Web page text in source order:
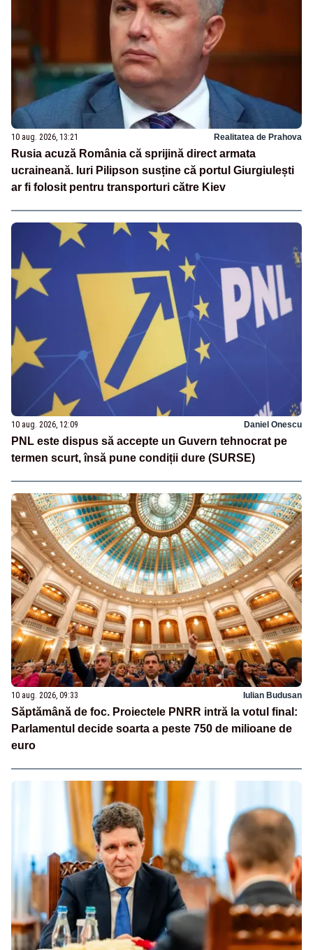
10 aug. 2026, 13:21 Realitatea de Prahova
Rusia acuză România că sprijină direct armata
ucraineană. Iuri Pilipson susține că portul Giurgiulești
ar fi folosit pentru transporturi către Kiev
10 aug. 2026, 12:09 Daniel Onescu
PNL este dispus să accepte un Guvern tehnocrat pe
termen scurt, însă pune condiții dure (SURSE)
10 aug. 2026, 09:33 Iulian Budusan
Săptămână de foc. Proiectele PNRR intră la votul final:
Parlamentul decide soarta a peste 750 de milioane de
euro